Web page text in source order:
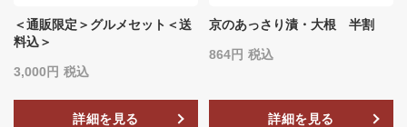
＜通販限定＞グルメセット＜送
料込＞
3,000 税込
詳細を見る
京のあっさり漬・大根 半割
864 税込
詳細を見る